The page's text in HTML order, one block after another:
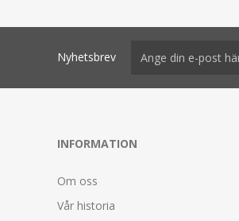
Nyhetsbrev
INFORMATION
Om oss
Vår historia